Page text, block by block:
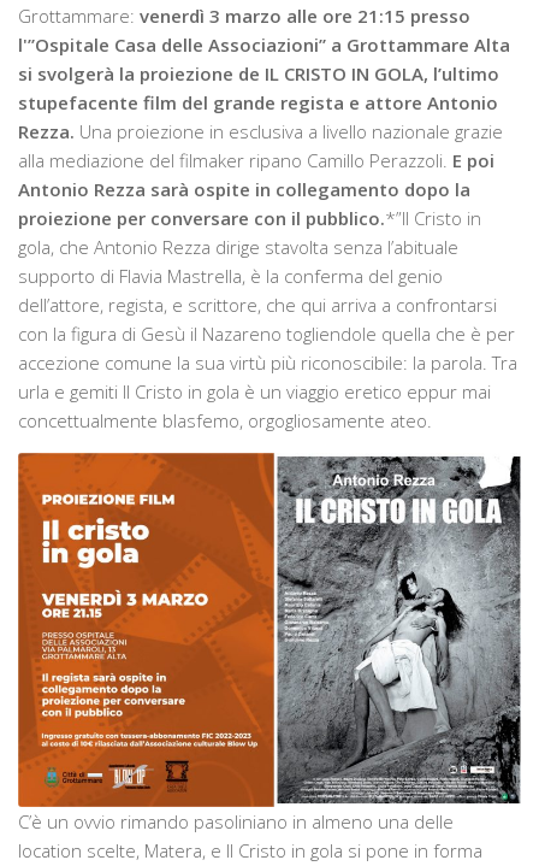
In futuro …
Video
Collabora con noi
Crowdfunding Dona Vedi Dici
Grottammare: venerdì 3 marzo alle ore 21:15 presso
l'”Ospitale Casa delle Associazioni” a Grottammare Alta
si svolgerà la proiezione de IL CRISTO IN GOLA, l’ultimo
stupefacente film del grande regista e attore Antonio
Rezza. Una proiezione in esclusiva a livello nazionale grazie
alla mediazione del filmaker ripano Camillo Perazzoli. E poi
Antonio Rezza sarà ospite in collegamento dopo la
proiezione per conversare con il pubblico.*”Il Cristo in
gola, che Antonio Rezza dirige stavolta senza l’abituale
supporto di Flavia Mastrella, è la conferma del genio
dell’attore, regista, e scrittore, che qui arriva a confrontarsi
con la figura di Gesù il Nazareno togliendole quella che è per
accezione comune la sua virtù più riconoscibile: la parola. Tra
urla e gemiti Il Cristo in gola è un viaggio eretico eppur mai
concettualmente blasfemo, orgogliosamente ateo.
C’è un ovvio rimando pasoliniano in almeno una delle
location scelte, Matera, e Il Cristo in gola si pone in forma